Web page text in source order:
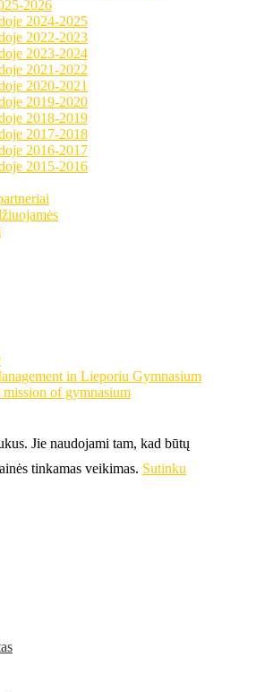
2026
2024-2025
2022-2023
2023-2024
2021-2022
2020-2021
2019-2020
2018-2019
2017-2018
2016-2017
2015-2016
in Lieporiu Gymnasium
of gymnasium
Jie naudojami tam, kad būtų
tinkamas veikimas. Sutinku